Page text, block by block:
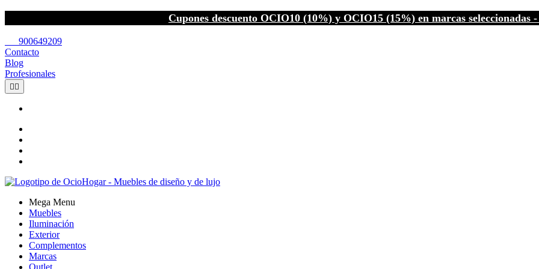
Cupones descuento OCIO10 (10%) y OCIO15 (15%) en marcas seleccionadas
900649209
Contacto
Blog
Profesionales
 
Mega Menu
Muebles
Iluminación
Exterior
Complementos
Marcas
Outlet